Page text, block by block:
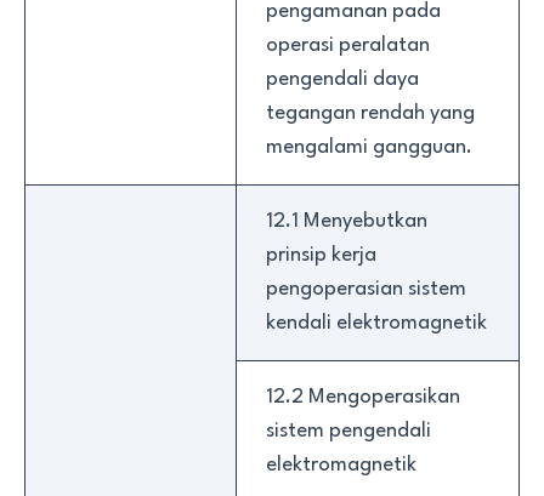
pengamanan pada
operasi peralatan
pengendali daya
tegangan rendah yang
mengalami gangguan.
12.1 Menyebutkan
prinsip kerja
pengoperasian sistem
kendali elektromagnetik
12.2 Mengoperasikan
sistem pengendali
elektromagnetik